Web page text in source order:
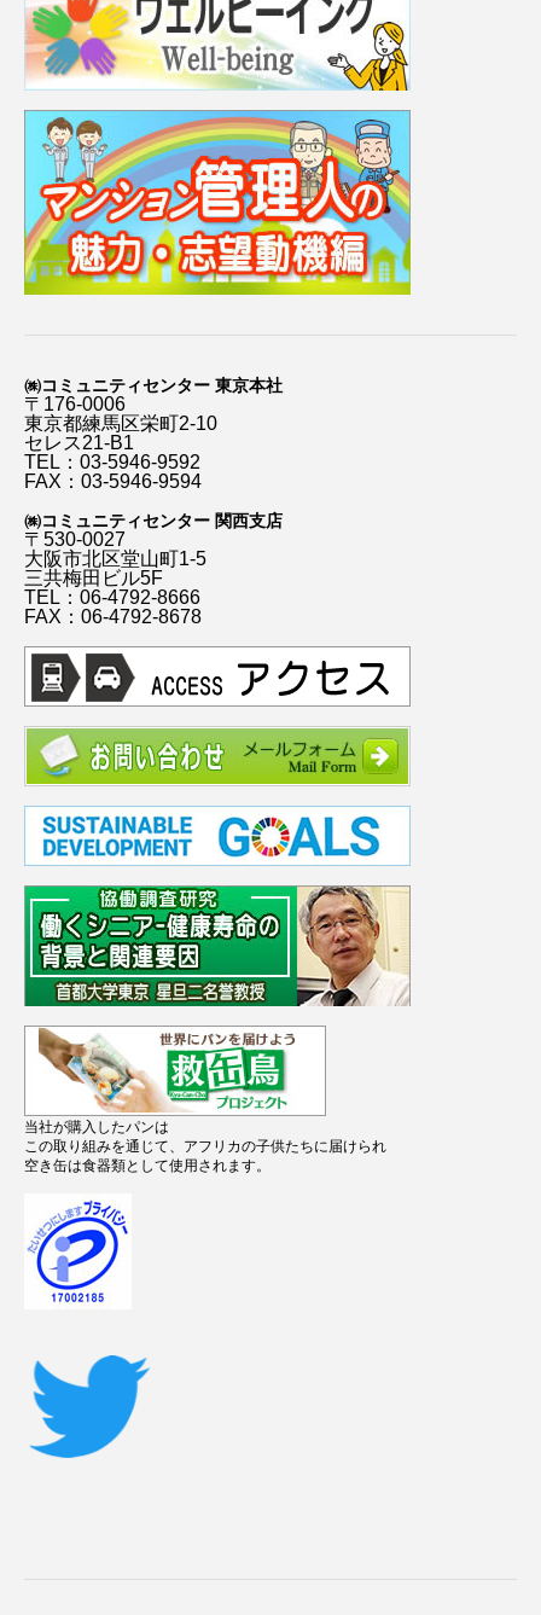
㈱コミュニティセンター 東京本社
〒176-0006
東京都練馬区栄町2-10
セレス21-B1
TEL：03-5946-9592
FAX：03-5946-9594
㈱コミュニティセンター 関西支店
〒530-0027
大阪市北区堂山町1-5
三共梅田ビル5F
TEL：06-4792-8666
FAX：06-4792-8678
当社が購入したパンは
この取り組みを通じて、アフリカの子供たちに届けられ
空き缶は食器類として使用されます。